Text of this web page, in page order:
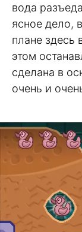
вода
ясное дело,
плане здесь
этом
сделана в
очень и